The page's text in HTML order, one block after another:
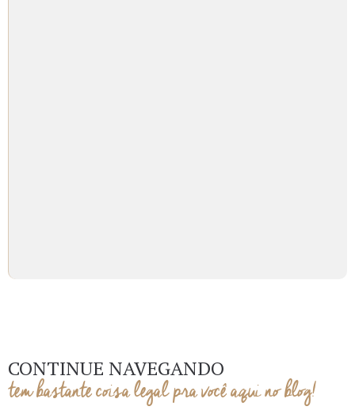
CONTINUE NAVEGANDO
tem bastante coisa legal pra você aqui no blog!